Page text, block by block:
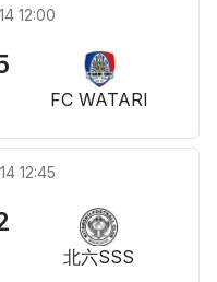
12:00
FC WATARI
12:45
北六SSS